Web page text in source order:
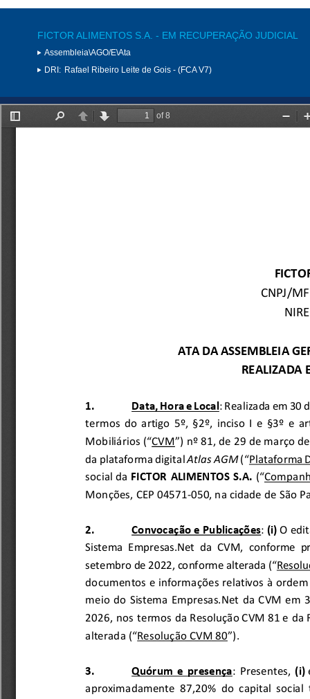
FICTOR ALIMENTOS S.A. - EM RECUPERAÇÃO JUDICIAL
Assembleia\AGO/E\Ata
DRI: Rafael Ribeiro Leite de Gois - (FCA V7)